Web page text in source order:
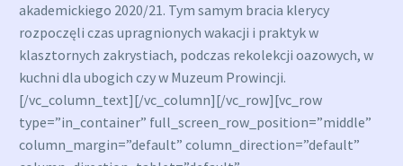
akademickiego 2020/21. Tym samym bracia klerycy
rozpoczęli czas upragnionych wakacji i praktyk w
klasztornych zakrystiach, podczas rekolekcji oazowych, w
kuchni dla ubogich czy w Muzeum Prowincji.
[/vc_column_text][/vc_column][/vc_row][vc_row
type=”in_container” full_screen_row_position=”middle”
column_margin=”default” column_direction=”default”